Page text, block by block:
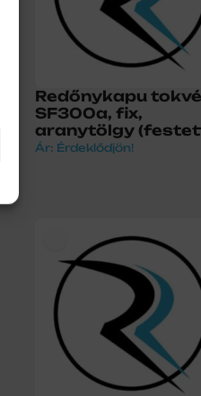
Redőnykapu
SF300a, fix,
aranytölgy
Ár: Érdeklődjön!